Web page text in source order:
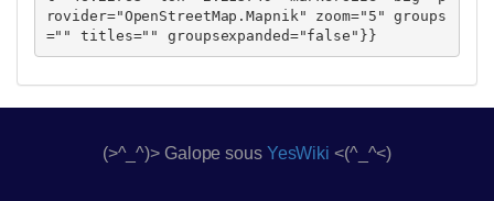
rovider="OpenStreetMap.Mapnik" zoom="5" groups
="" titles="" groupsexpanded="false"}}
(>^_^)> Galope sous YesWiki <(^_^<)